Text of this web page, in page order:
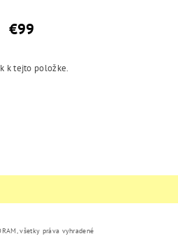
€99
k tejto položke.
všetky práva vyhradené